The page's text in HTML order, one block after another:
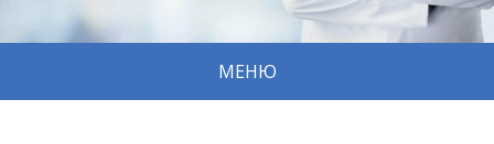
МЕНЮ